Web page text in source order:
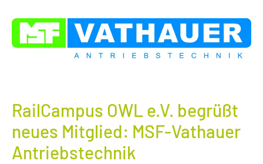
RailCampus OWL e.V. begrüßt
neues Mitglied: MSF-Vathauer
Antriebstechnik